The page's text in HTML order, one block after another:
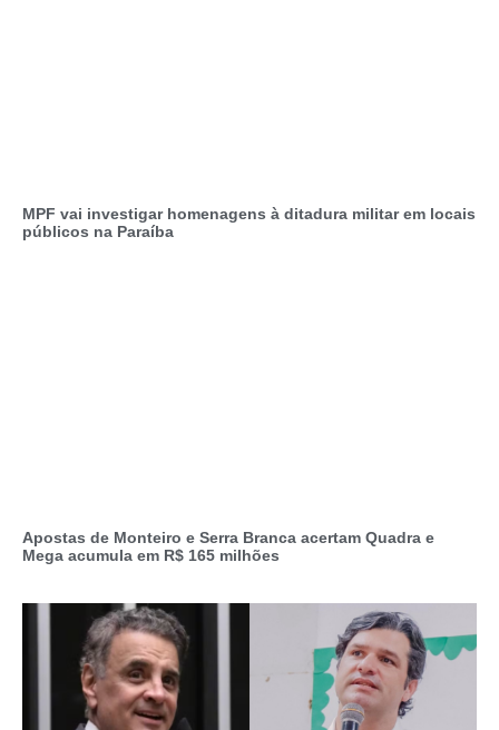
MPF vai investigar homenagens à ditadura militar em locais
públicos na Paraíba
Apostas de Monteiro e Serra Branca acertam Quadra e
Mega acumula em R$ 165 milhões